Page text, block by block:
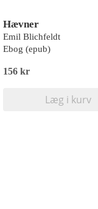
Hævner
Emil Blichfeldt
Ebog (epub)
156 kr
Læg i kurv